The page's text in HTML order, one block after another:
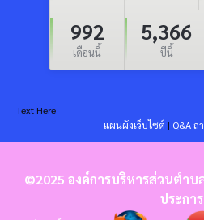
992
เดือนนี้
5,366
ปีนี้
Text Here
แผนผังเว็บไซต์ | Q&A
©2025 องค์การบริหารส่วนตำ
ประการ